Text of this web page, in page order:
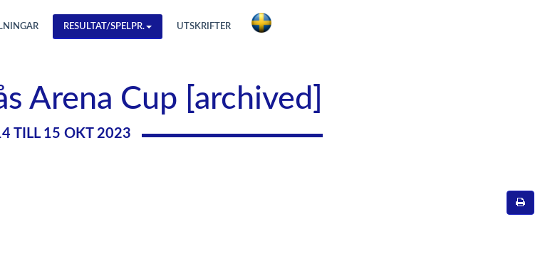
RESULTAT/SPELPR. UTSKRIFTER
Arena Cup [archived]
TILL 15 OKT 2023